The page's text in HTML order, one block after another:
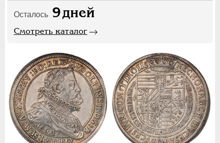
Осталось 9дней
Смотреть каталог